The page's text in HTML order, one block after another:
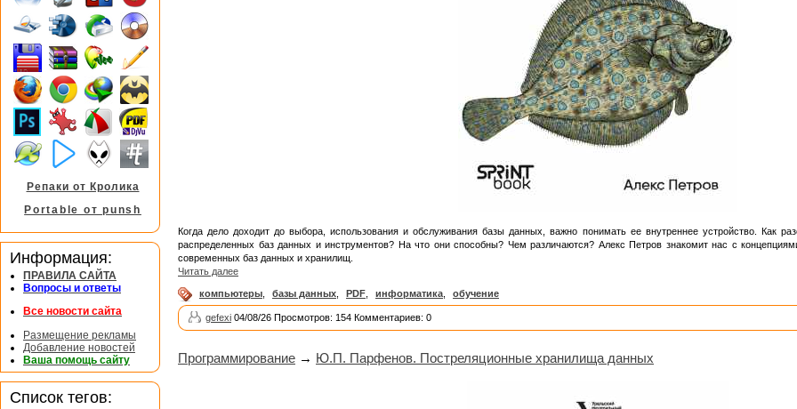
Когда дело доходит до выбора, использования и обслуживания базы данных, важно понимать ее внутреннее устройство. Как
распределенных баз данных и инструментов? На что они способны? Чем различаются? Алекс Петров знакомит нас с
современных баз данных и хранилищ.
Читать далее
компьютеры базы данных PDF информатика обучение
gefexi 04/08/26 Просмотров: 154 Комментариев: 0
Программирование → Ю.П. Парфенов. Постреляционные хранилища данных
Репаки от Кролика
Portable от punsh
Информация:
ПРАВИЛА САЙТА
Вопросы и ответы
Все новости сайта
Размещение рекламы
Добавление новостей
Ваша помощь сайту
Список тегов: